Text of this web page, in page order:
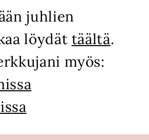
juhlien
löydät täältä.
myös: